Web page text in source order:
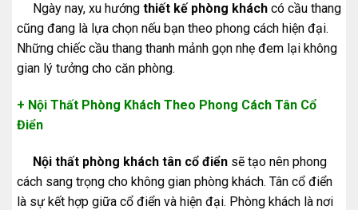
Ngày nay, xu hướng thiết kế phòng khách có cầu thang
cũng đang là lựa chọn nếu bạn theo phong cách hiện đại.
Những chiếc cầu thang thanh mảnh gọn nhẹ đem lại không
gian lý tưởng cho căn phòng.
+ Nội Thất Phòng Khách Theo Phong Cách Tân Cổ
Điển
Nội thất phòng khách tân cổ điển sẽ tạo nên phong
cách sang trọng cho không gian phòng khách. Tân cổ điển
là sự kết hợp giữa cổ điển và hiện đại. Phòng khách là nơi